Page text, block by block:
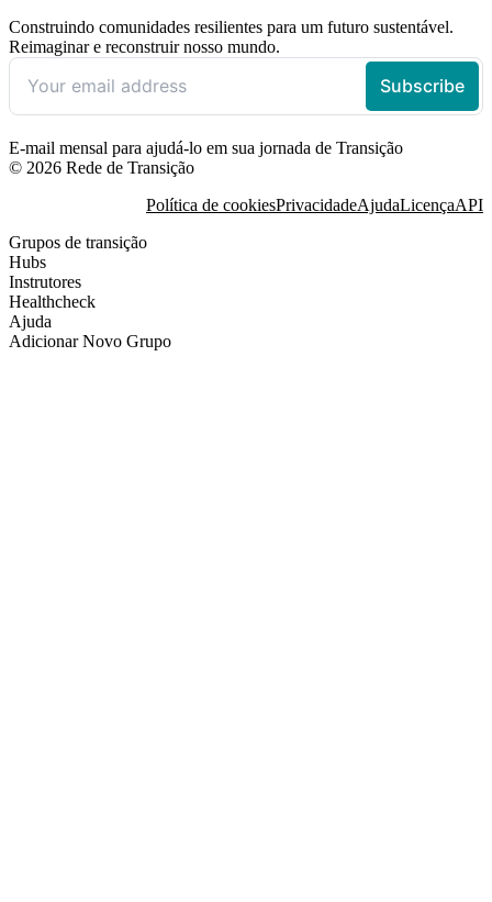
Construindo comunidades resilientes para um futuro sustentável.
Reimaginar e reconstruir nosso mundo.
E-mail mensal para ajudá-lo em sua jornada de Transição
© 2026 Rede de Transição
Política de cookiesPrivacidadeAjudaLicençaAPI
Grupos de transição
Hubs
Instrutores
Healthcheck
Ajuda
Adicionar Novo Grupo